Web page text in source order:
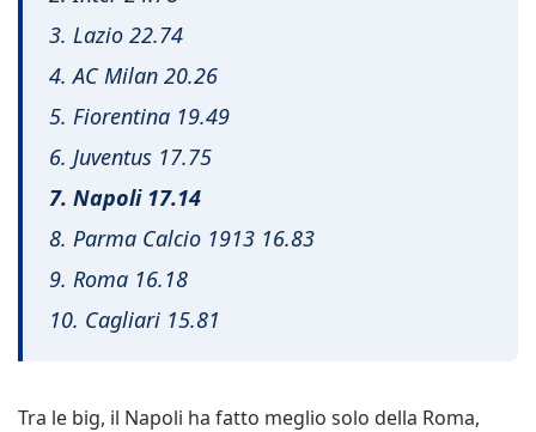
3. Lazio 22.74
4. AC Milan 20.26
5. Fiorentina 19.49
6. Juventus 17.75
7. Napoli 17.14
8. Parma Calcio 1913 16.83
9. Roma 16.18
10. Cagliari 15.81
Tra le big, il Napoli ha fatto meglio solo della Roma,